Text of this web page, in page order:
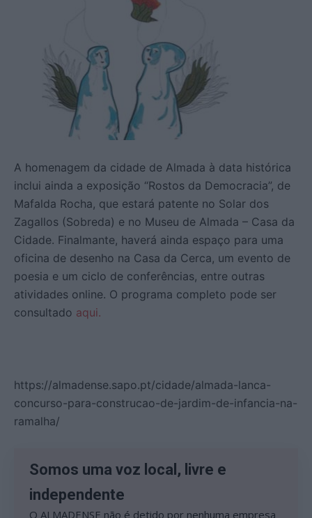
A homenagem da cidade de Almada à data histórica
inclui ainda a exposição “Rostos da Democracia”, de
Mafalda Rocha, que estará patente no Solar dos
Zagallos (Sobreda) e no Museu de Almada – Casa da
Cidade. Finalmante, haverá ainda espaço para uma
oficina de desenho na Casa da Cerca, um evento de
poesia e um ciclo de conferências, entre outras
atividades online. O programa completo pode ser
consultado aqui.
https://almadense.sapo.pt/cidade/almada-lanca-
concurso-para-construcao-de-jardim-de-infancia-na-
ramalha/
Somos uma voz local, livre e
independente
O ALMADENSE não é detido por nenhuma empresa